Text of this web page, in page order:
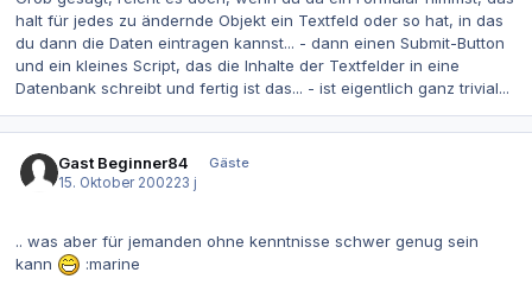
halt für jedes zu ändernde Objekt ein Textfeld oder so hat, in das
du dann die Daten eintragen kannst... - dann einen Submit-Button
und ein kleines Script, das die Inhalte der Textfelder in eine
Datenbank schreibt und fertig ist das... - ist eigentlich ganz trivial...
Gast Beginner84
Gäste
15. Oktober 200223 j
.. was aber für jemanden ohne kenntnisse schwer genug sein
kann
:marine